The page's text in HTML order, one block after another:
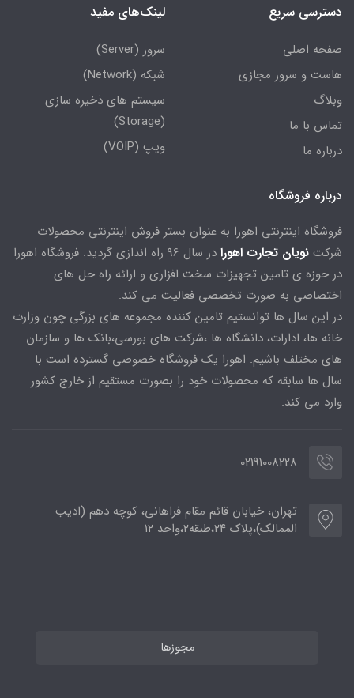
دسترسی سریع
صفحه اصلی
هاست و سرور مجازی
وبلاگ
تماس با ما
درباره ما
لینک‌های مفید
سرور (Server)
شبکه (Network)
سیستم های ذخیره سازی
(Storage)
ویپ (VOIP)
درباره فروشگاه
فروشگاه اینترنتی اهورا به عنوان بستر فروش اینترنتی محصولات
شرکت نویان تجارت اهورا
در سال 96 راه اندازی گردید. فروشگاه اهورا
در حوزه ی تامین تجهیزات سخت افزاری و ارائه راه حل های
اختصاصی به صورت تخصصی فعالیت می کند.
در این سال ها توانستیم تامین کننده مجموعه های بزرگی چون وزارت
خانه ها، ادارات، دانشگاه ها ،شرکت های بورسی،بانک ها و سازمان
های مختلف باشیم. اهورا یک فروشگاه خصوصی گسترده است با
سال ها سابقه که محصولات خود را بصورت مستقیم از خارج کشور
وارد می کند.
02191008228
تهران، خیابان قائم مقام فراهانی، کوچه دهم (ادیب
الممالک)،پلاک ۲۴،طبقه۲،واحد ۱۲
مجوزها